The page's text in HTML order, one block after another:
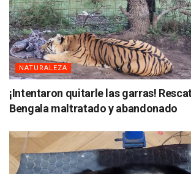
NATURALEZA
¡Intentaron quitarle las garras!
Bengala maltratado y abandonado